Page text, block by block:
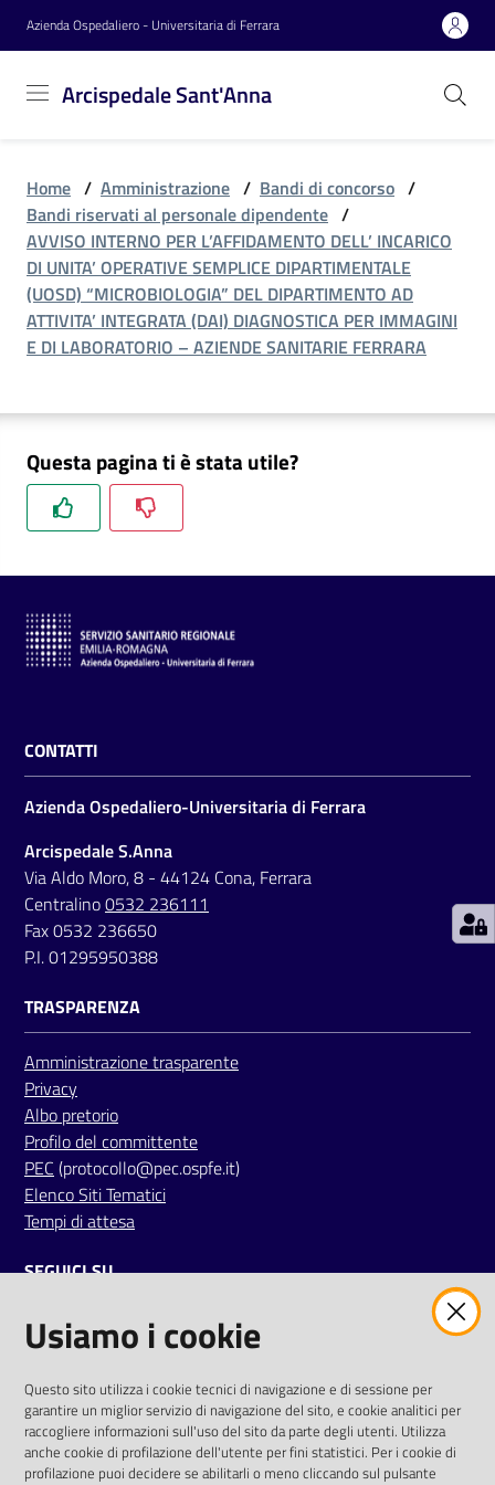
Vai al contenuto
Vai alla navigazione
Vai al footer
Azienda Ospedaliero - Universitaria di Ferrara
Arcispedale Sant'Anna
Sant'Anna
Azienda
Servizi
Novità
C
a
a
d
e
i
S
e
r
v
i
i
P
a
r
i
t
à
d
g
n
r
e
A
Home / Amministrazione / Bandi di concorso /
Bandi riservati al personale dipendente /
AVVISO INTERNO PER L’AFFIDAMENTO DELL’ INCARICO
DI UNITA’ OPERATIVE SEMPLICE DIPARTIMENTALE
(UOSD) “MICROBIOLOGIA” DEL DIPARTIMENTO AD
ATTIVITA’ INTEGRATA (DAI) DIAGNOSTICA PER IMMAGINI
E DI LABORATORIO – AZIENDE SANITARIE FERRARA
Questa pagina ti è stata utile?
CONTATTI
Azienda Ospedaliero-Universitaria di Ferrara
Arcispedale S.Anna
Via Aldo Moro, 8 - 44124 Cona, Ferrara
Centralino0532 236111
Fax 0532 236650
P.I. 01295950388
TRASPARENZA
Amministrazione trasparente
Privacy
Albo pretorio
Profilo del committente
PEC (protocollo@pec.ospfe.it)
Elenco Siti Tematici
Tempi di attesa
SEGUICI SU
twitterfacebookyoutube
AREA DIPENDENTI
Posta Elettronica Aziendale
Cloud aziendale(manuale di istruzioni)
Usiamo i cookie
Questo sito utilizza i cookie tecnici di navigazione e di sessione per
garantire un miglior servizio di navigazione del sito, e cookie analitici per
raccogliere informazioni sull'uso del sito da parte degli utenti. Utilizza
anche cookie di profilazione dell'utente per fini statistici. Per i cookie di
profilazione puoi decidere se abilitarli o meno cliccando sul pulsante